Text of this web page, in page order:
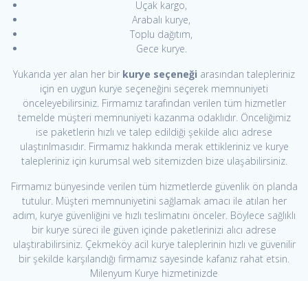
Uçak kargo,
Arabalı kurye,
Toplu dağıtım,
Gece kurye.
Yukarıda yer alan her bir kurye seçeneği arasından talepleriniz
için en uygun kurye seçeneğini seçerek memnuniyeti
önceleyebilirsiniz. Firmamız tarafından verilen tüm hizmetler
temelde müşteri memnuniyeti kazanma odaklıdır. Önceliğimiz
ise paketlerin hızlı ve talep edildiği şekilde alıcı adrese
ulaştırılmasıdır. Firmamız hakkında merak ettikleriniz ve kurye
talepleriniz için kurumsal web sitemizden bize ulaşabilirsiniz.
Firmamız bünyesinde verilen tüm hizmetlerde güvenlik ön planda
tutulur. Müşteri memnuniyetini sağlamak amacı ile atılan her
adım, kurye güvenliğini ve hızlı teslimatını önceler. Böylece sağlıklı
bir kurye süreci ile güven içinde paketlerinizi alıcı adrese
ulaştırabilirsiniz. Çekmeköy acil kurye taleplerinin hızlı ve güvenilir
bir şekilde karşılandığı firmamız sayesinde kafanız rahat etsin.
Milenyum Kurye hizmetinizde